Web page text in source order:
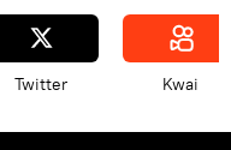
Twitter Kwai